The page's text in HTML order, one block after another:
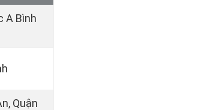
A Bình
Quận